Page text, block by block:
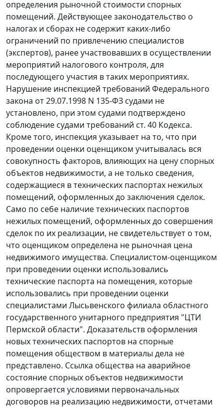
определения рыночной стоимости спорных
помещений. Действующее законодательство о
налогах и сборах не содержит каких-либо
ограничений по привлечению специалистов
(экспертов), ранее участвовавших в осуществлении
мероприятий налогового контроля, для
последующего участия в таких мероприятиях.
Нарушение инспекцией требований Федерального
закона от 29.07.1998 N 135-ФЗ судами не
установлено, при этом судами подтверждено
соблюдение судами требований ст. 40 Кодекса.
Кроме того, инспекция указывает на то, что при
проведении оценки оценщиком учитывалась вся
совокупность факторов, влияющих на цену спорных
объектов недвижимости, а не только сведения,
содержащиеся в технических паспортах нежилых
помещений, оформленных до заключения сделок.
Само по себе наличие технических паспортов
нежилых помещений, оформленных до совершения
сделок по их реализации, не свидетельствует о том,
что оценщиком определена не рыночная цена
недвижимого имущества. Специалистом-оценщиком
при проведении оценки использовались
технические паспорта на помещения, которые
использовались при проведении оценки
специалистами Лысьвенского филиала областного
государственного унитарного предприятия "ЦТИ
Пермской области". Доказательств оформления
новых технических паспортов на спорные
помещения обществом в материалы дела не
представлено. Ссылка общества на аварийное
состояние спорных объектов недвижимости
опровергается условиями первоначальных
договоров на реализацию недвижимости, отчетами